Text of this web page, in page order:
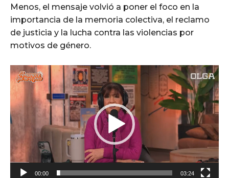
Menos, el mensaje volvió a poner el foco en la
importancia de la memoria colectiva, el reclamo
de justicia y la lucha contra las violencias por
motivos de género.
R
e
r
o
u
c
00:00 03:24